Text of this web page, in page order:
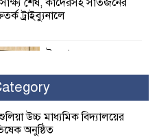
শেষ, কাদেরসহ সাতজনের
ট্রাইব্যুনালে
ইসলামের সবচেয়ে
নুর
দোষ দিচ্ছেন, আপনারা
উচ্চ মাধ্যমিক বিদ্যালয়ের
অনুষ্ঠিত